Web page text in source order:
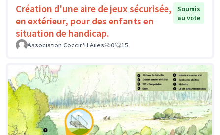
Création d'une aire de jeux sécurisée,
en extérieur, pour des enfants en
situation de handicap.
Soumis
au vote
Association Coccin'H Ailes 0 15